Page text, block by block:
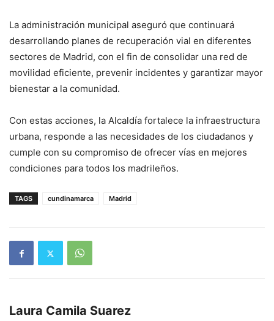
La administración municipal aseguró que continuará
desarrollando planes de recuperación vial en diferentes
sectores de Madrid, con el fin de consolidar una red de
movilidad eficiente, prevenir incidentes y garantizar mayor
bienestar a la comunidad.
Con estas acciones, la Alcaldía fortalece la infraestructura
urbana, responde a las necesidades de los ciudadanos y
cumple con su compromiso de ofrecer vías en mejores
condiciones para todos los madrileños.
TAGS cundinamarca Madrid
Laura Camila Suarez